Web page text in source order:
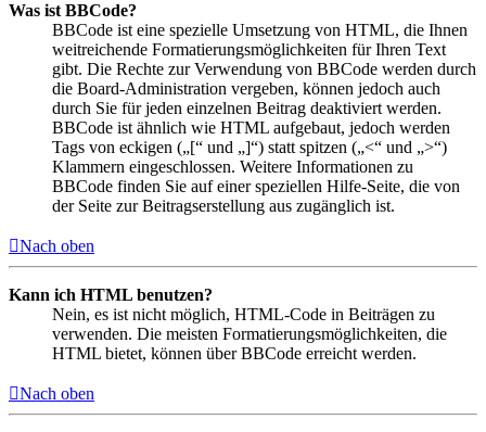
Was ist BBCode?
BBCode ist eine spezielle Umsetzung von HTML, die Ihnen
weitreichende Formatierungsmöglichkeiten für Ihren Text
gibt. Die Rechte zur Verwendung von BBCode werden durch
die Board-Administration vergeben, können jedoch auch
durch Sie für jeden einzelnen Beitrag deaktiviert werden.
BBCode ist ähnlich wie HTML aufgebaut, jedoch werden
Tags von eckigen („[“ und „]“) statt spitzen („<“ und „>“)
Klammern eingeschlossen. Weitere Informationen zu
BBCode finden Sie auf einer speziellen Hilfe-Seite, die von
der Seite zur Beitragserstellung aus zugänglich ist.
Nach oben
Kann ich HTML benutzen?
Nein, es ist nicht möglich, HTML-Code in Beiträgen zu
verwenden. Die meisten Formatierungsmöglichkeiten, die
HTML bietet, können über BBCode erreicht werden.
Nach oben